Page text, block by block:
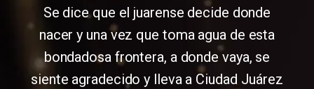
Se dice que el juarense decide donde
nacer y una vez que toma agua de esta
bondadosa frontera, a donde vaya, se
siente agradecido y lleva a Ciudad Juárez